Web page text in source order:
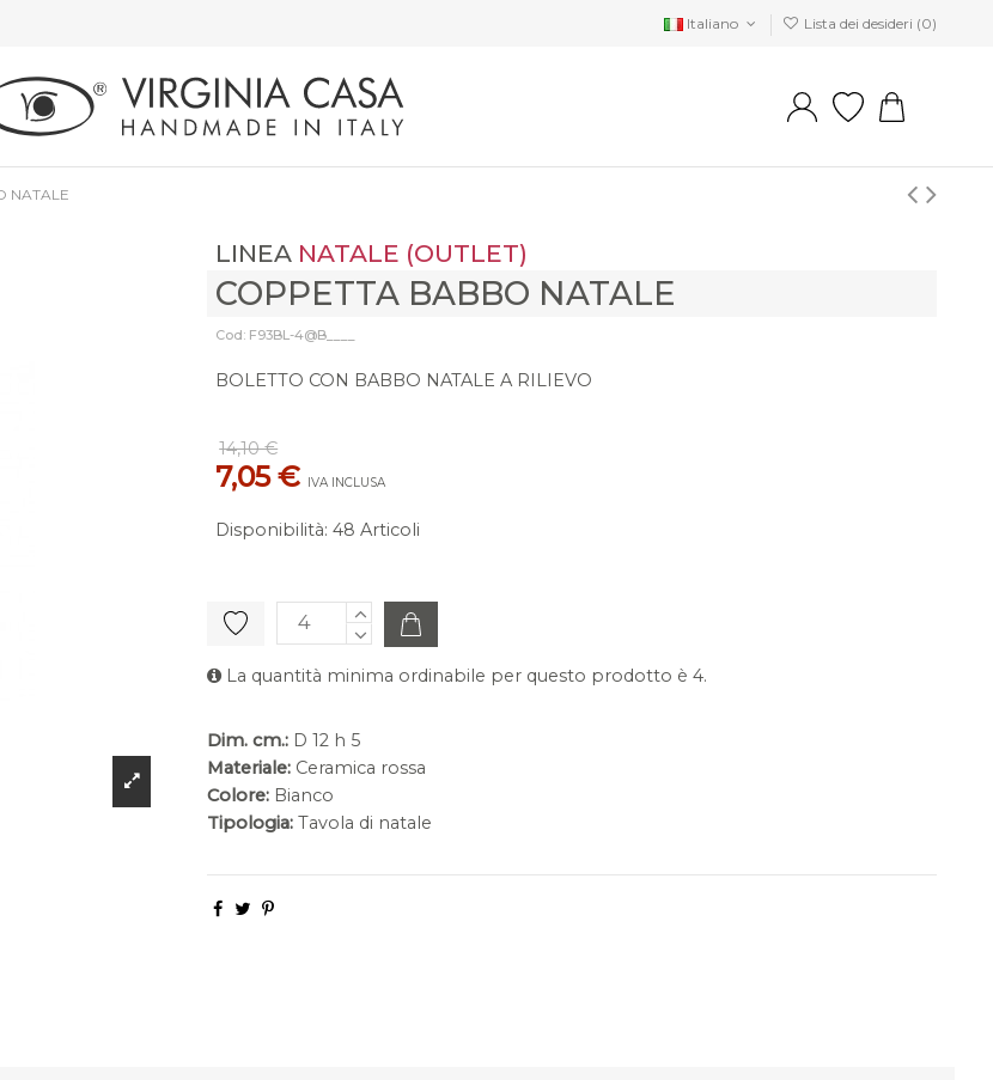
Italiano Lista dei desideri (0)
NATALE
LINEA NATALE (OUTLET)
COPPETTA BABBO NATALE
Cod: F93BL-4@B____
BOLETTO CON BABBO NATALE A RILIEVO
14,10 €
7,05 € IVA INCLUSA
Disponibilità: 48 Articoli
La quantità minima ordinabile per questo prodotto è 4.
Dim. cm.: D 12 h 5
Materiale: Ceramica rossa
Colore: Bianco
Tipologia: Tavola di natale